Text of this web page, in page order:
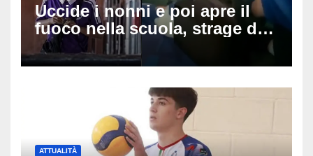
Uccide i nonni e poi apre il
fuoco nella scuola, strage di
insegnanti: il possibile
movente dietro il massacro in
ATTUALITÀ